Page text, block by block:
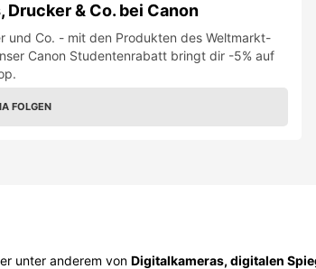
& Co. bei Canon
und Co. - mit den Produkten des Weltmarkt-
Canon Studentenrabatt bringt dir -5% auf
FOLGEN
unter anderem von Digitalkameras, digitalen